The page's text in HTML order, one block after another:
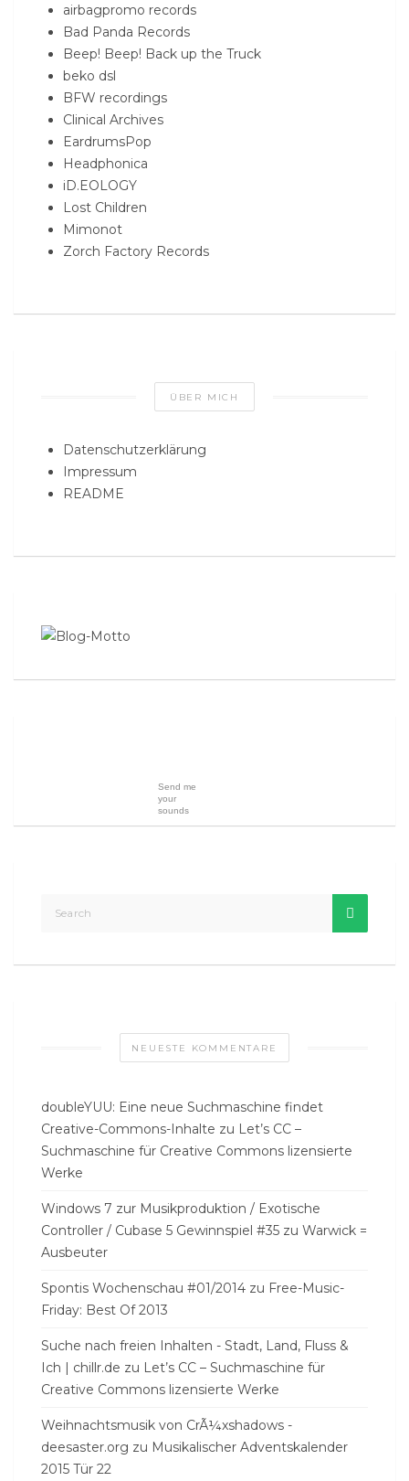
airbagpromo records
Bad Panda Records
Beep! Beep! Back up the Truck
beko dsl
BFW recordings
Clinical Archives
EardrumsPop
Headphonica
iD.EOLOGY
Lost Children
Mimonot
Zorch Factory Records
ÜBER MICH
Datenschutzerklärung
Impressum
README
Send me
your
sounds
NEUESTE KOMMENTARE
doubleYUU: Eine neue Suchmaschine findet
Creative-Commons-Inhalte zu Let’s CC –
Suchmaschine für Creative Commons lizensierte
Werke
Windows 7 zur Musikproduktion / Exotische
Controller / Cubase 5 Gewinnspiel #35 zu Warwick =
Ausbeuter
Spontis Wochenschau #01/2014 zu Free-Music-
Friday: Best Of 2013
Suche nach freien Inhalten - Stadt, Land, Fluss &
Ich | chillr.de zu Let’s CC – Suchmaschine für
Creative Commons lizensierte Werke
Weihnachtsmusik von CrÃ¼xshadows -
deesaster.org zu Musikalischer Adventskalender
2015 Tür 22